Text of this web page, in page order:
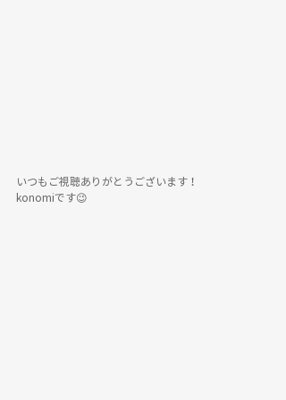
いつもご視聴ありがとうございます！
konomiです😉